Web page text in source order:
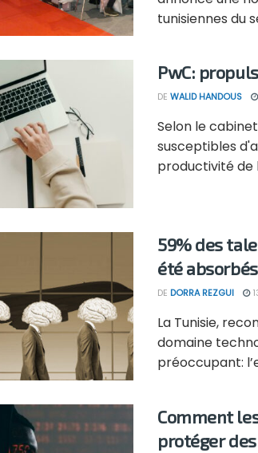
tunisiennes du
PwC:
DE WALID HANDOUS
Selon le
susceptibles
productivité de
59% des
été
DE DORRA REZGUI
La Tunisie,
domaine
préoccupant:
Comment
protéger